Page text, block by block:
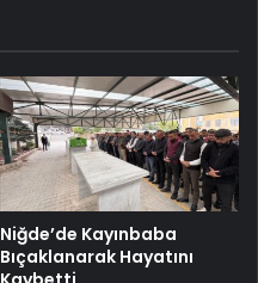
Niğde’de Kayınbaba
Bıçaklanarak Hayatını